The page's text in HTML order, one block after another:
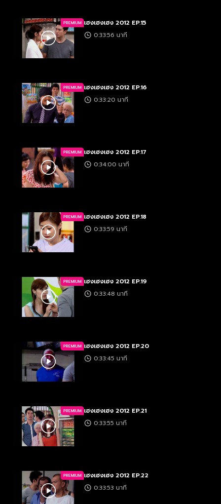
PREMIUM เฮงเฮงเฮง 2012 EP.15
0:33:56 นาที
PREMIUM เฮงเฮงเฮง 2012 EP.16
0:33:20 นาที
PREMIUM เฮงเฮงเฮง 2012 EP.17
0:34:00 นาที
PREMIUM เฮงเฮงเฮง 2012 EP.18
0:33:59 นาที
PREMIUM เฮงเฮงเฮง 2012 EP.19
0:33:48 นาที
PREMIUM เฮงเฮงเฮง 2012 EP.20
0:33:45 นาที
PREMIUM เฮงเฮงเฮง 2012 EP.21
0:33:55 นาที
PREMIUM เฮงเฮงเฮง 2012 EP.22
0:33:53 นาที